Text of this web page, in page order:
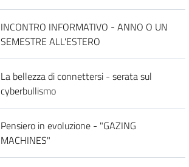
INCONTRO INFORMATIVO - ANNO O UN
SEMESTRE ALL'ESTERO
La bellezza di connettersi - serata sul
cyberbullismo
Pensiero in evoluzione - "GAZING
MACHINES"